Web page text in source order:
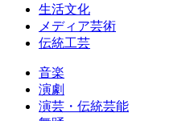
生活文化
メディア芸術
伝統工芸
音楽
演劇
演芸・伝統芸能